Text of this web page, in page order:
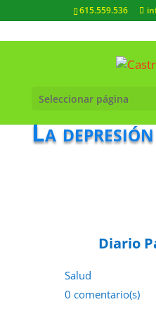
615.559.536
Seleccionar página
La
Diario
Salud
0 comentario(s)